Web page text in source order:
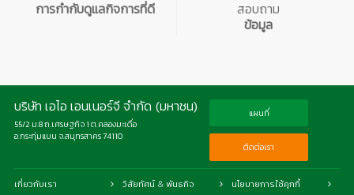
การกำกับดูแลกิจการที่ดี
สอบถาม
ข้อมูล
บริษัท เอไอ เอนเนอร์จี จำกัด (มหาชน)
55/2 ม.8 ถ.เศรษฐกิจ 1 ต.คลองมะเดื่อ
อ.กระทุ่มแบน จ.สมุทรสาคร 74110
แผนที่
ติดต่อเรา
เกี่ยวกับเรา วิสัยทัศน์ & พันธกิจ นโยบายการใช้คุกกี้